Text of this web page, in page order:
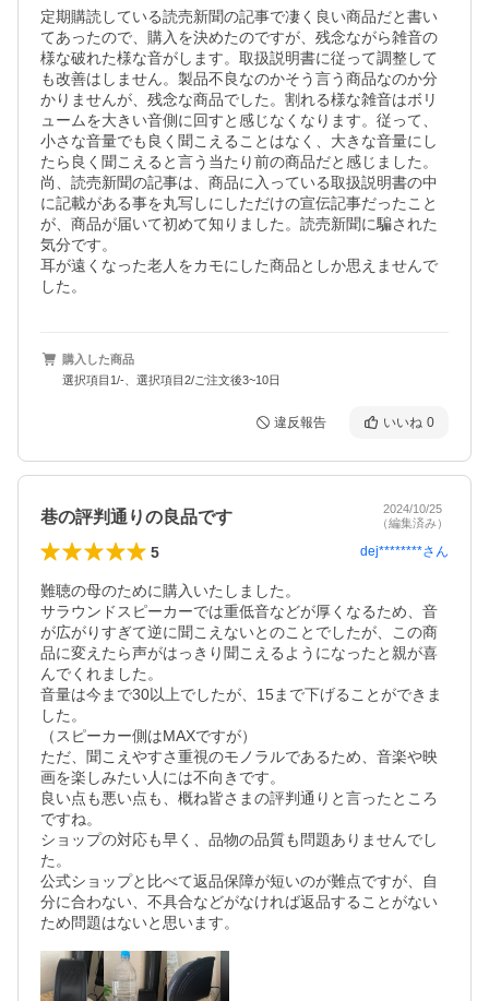
定期購読している読売新聞の記事で凄く良い商品だと書い
てあったので、購入を決めたのですが、残念ながら雑音の
様な破れた様な音がします。取扱説明書に従って調整して
も改善はしません。製品不良なのかそう言う商品なのか分
かりませんが、残念な商品でした。割れる様な雑音はボリ
ュームを大きい音側に回すと感じなくなります。従って、
小さな音量でも良く聞こえることはなく、大きな音量にし
たら良く聞こえると言う当たり前の商品だと感じました。
尚、読売新聞の記事は、商品に入っている取扱説明書の中
に記載がある事を丸写しにしただけの宣伝記事だったこと
が、商品が届いて初めて知りました。読売新聞に騙された
気分です。
耳が遠くなった老人をカモにした商品としか思えませんで
した。
購入した商品
選択項目1/-、選択項目2/ご注文後3~10日
違反報告 いいね 0
巷の評判通りの良品です
2024/10/25
（編集済み）
5 dej********さん
難聴の母のために購入いたしました。
サラウンドスピーカーでは重低音などが厚くなるため、音
が広がりすぎて逆に聞こえないとのことでしたが、この商
品に変えたら声がはっきり聞こえるようになったと親が喜
んでくれました。
音量は今まで30以上でしたが、15まで下げることができま
した。
（スピーカー側はMAXですが）
ただ、聞こえやすさ重視のモノラルであるため、音楽や映
画を楽しみたい人には不向きです。
良い点も悪い点も、概ね皆さまの評判通りと言ったところ
ですね。
ショップの対応も早く、品物の品質も問題ありませんでし
た。
公式ショップと比べて返品保障が短いのが難点ですが、自
分に合わない、不具合などがなければ返品することがない
ため問題はないと思います。